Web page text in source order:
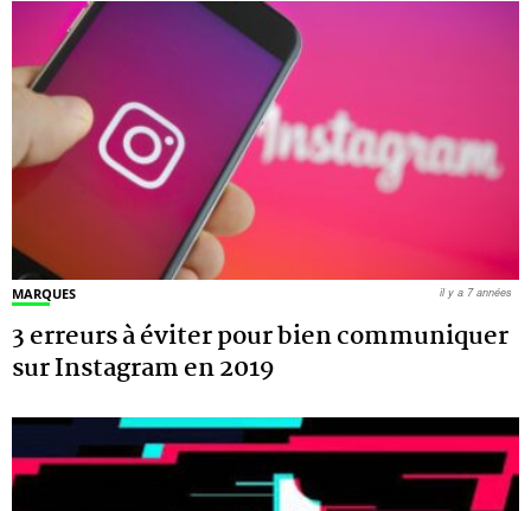
MARQUES
3 erreurs à éviter pour bien communiquer
sur Instagram en 2019
il y a 7 années